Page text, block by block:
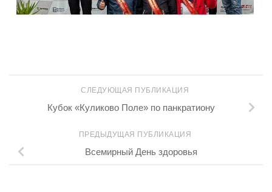
СЛЕДУЮЩАЯ ПУБЛИКАЦИЯ
Кубок «Куликово Поле» по панкратиону
ПРЕДЫДУЩАЯ ПУБЛИКАЦИЯ
Всемирный День здоровья